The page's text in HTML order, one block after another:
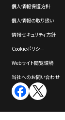
個⼈情報保護⽅針
個⼈情報の取り扱い
情報セキュリティ⽅針
Cookieポリシー
Webサイト閲覧環境
当社へのお問い合わせ